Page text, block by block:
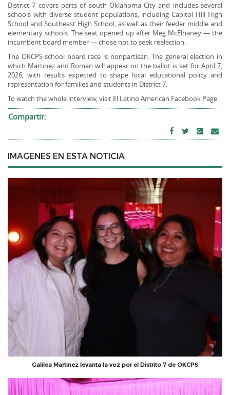
District 7 covers parts of south Oklahoma City and includes several
schools with diverse student populations, including Capitol Hill High
School and Southeast High School, as well as their feeder middle and
elementary schools. The seat opened up after Meg McElhaney — the
incumbent board member — chose not to seek reelection.
The OKCPS school board race is nonpartisan. The general election in
which Martinez and Roman will appear on the ballot is set for April 7,
2026, with results expected to shape local educational policy and
representation for families and students in District 7.
To watch the whole interview, visit El Latino American Facebook Page.
Compartir:
IMAGENES EN ESTA NOTICIA
Galilea Martinez levanta la voz por el Distrito 7 de OKCPS